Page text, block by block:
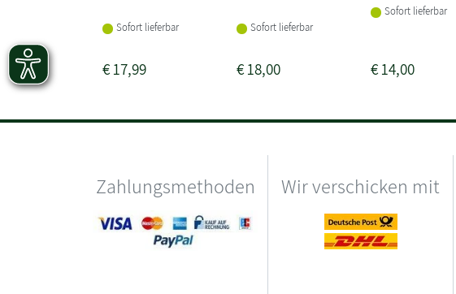
Sofort lieferbar
€17,99
Sofort lieferbar
€18,00
Sofort lieferbar
€14,00
Zahlungsmethoden Wir verschicken mit